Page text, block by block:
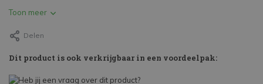
Toon meer
Delen
Dit product is ook verkrijgbaar in een voordeelpak: